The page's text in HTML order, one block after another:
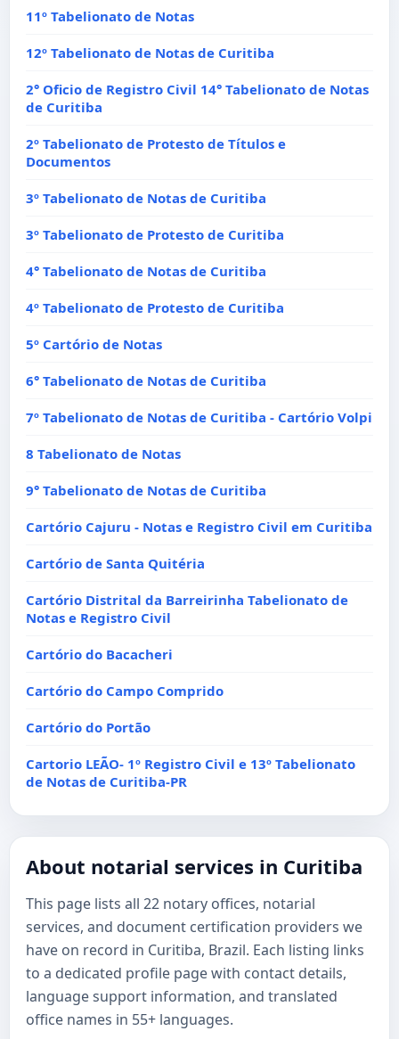
11º Tabelionato de Notas
12º Tabelionato de Notas de Curitiba
2° Oficio de Registro Civil 14° Tabelionato de Notas
de Curitiba
2º Tabelionato de Protesto de Títulos e
Documentos
3º Tabelionato de Notas de Curitiba
3º Tabelionato de Protesto de Curitiba
4° Tabelionato de Notas de Curitiba
4º Tabelionato de Protesto de Curitiba
5º Cartório de Notas
6° Tabelionato de Notas de Curitiba
7º Tabelionato de Notas de Curitiba - Cartório Volpi
8 Tabelionato de Notas
9° Tabelionato de Notas de Curitiba
Cartório Cajuru - Notas e Registro Civil em Curitiba
Cartório de Santa Quitéria
Cartório Distrital da Barreirinha Tabelionato de
Notas e Registro Civil
Cartório do Bacacheri
Cartório do Campo Comprido
Cartório do Portão
Cartorio LEÃO- 1º Registro Civil e 13º Tabelionato
de Notas de Curitiba-PR
About notarial services in Curitiba
This page lists all 22 notary offices, notarial
services, and document certification providers we
have on record in Curitiba, Brazil. Each listing links
to a dedicated profile page with contact details,
language support information, and translated
office names in 55+ languages.